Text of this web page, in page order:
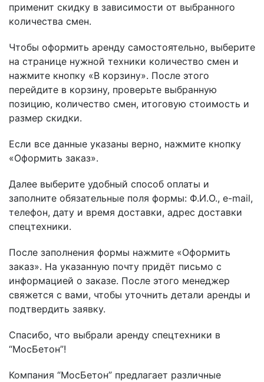
применит скидку в зависимости от выбранного
количества смен.
Чтобы оформить аренду самостоятельно, выберите
на странице нужной техники количество смен и
нажмите кнопку «В корзину». После этого
перейдите в корзину, проверьте выбранную
позицию, количество смен, итоговую стоимость и
размер скидки.
Если все данные указаны верно, нажмите кнопку
«Оформить заказ».
Далее выберите удобный способ оплаты и
заполните обязательные поля формы: Ф.И.О., e-mail,
телефон, дату и время доставки, адрес доставки
спецтехники.
После заполнения формы нажмите «Оформить
заказ». На указанную почту придёт письмо с
информацией о заказе. После этого менеджер
свяжется с вами, чтобы уточнить детали аренды и
подтвердить заявку.
Спасибо, что выбрали аренду спецтехники в
“МосБетон”!
Компания “МосБетон” предлагает различные